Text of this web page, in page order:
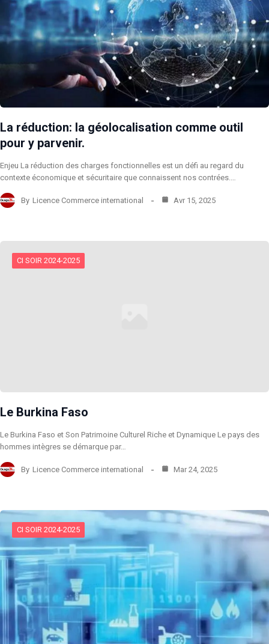
La réduction: la géolocalisation comme outil
pour y parvenir.
Enjeu La réduction des charges fonctionnelles est un défi au regard du
contexte économique et sécuritaire que connaissent nos contrées.…
By Licence Commerce international Avr 15, 2025
CI SOIR 2024-2025
Le Burkina Faso
Le Burkina Faso et Son Patrimoine Culturel Riche et Dynamique Le pays des
hommes intègres se démarque par…
By Licence Commerce international Mar 24, 2025
CI SOIR 2024-2025